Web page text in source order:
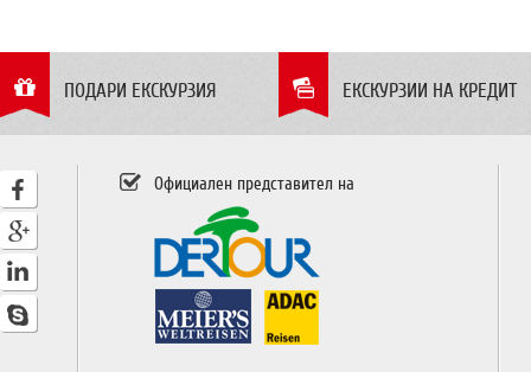
ПОДАРИ ЕКСКУРЗИЯ ЕКСКУРЗИИ НА КРЕДИТ
Официален представител на